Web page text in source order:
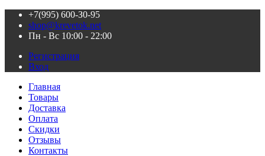
+7(995) 600-З0-95
shop@krevetok.net
Пн - Вс 10:00 - 22:00
Регистрация
Вход
Главная
Товары
Доставка
Оплата
Скидки
Отзывы
Контакты